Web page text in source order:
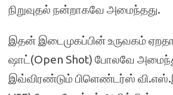
நிறுவுதல் நன்றாகவே அமைந்தது.
இதன் இடைமுகப்பின் உருவகம்
ஷாட்(Open Shot) போலவே
இவ்விரண்டும் பிளெண்டர்ஸ்